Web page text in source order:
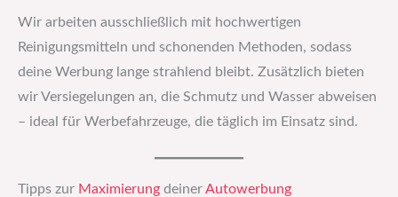
Wir arbeiten ausschließlich mit hochwertigen
Reinigungsmitteln und schonenden Methoden, sodass
deine Werbung lange strahlend bleibt. Zusätzlich bieten
wir Versiegelungen an, die Schmutz und Wasser abweisen
– ideal für Werbefahrzeuge, die täglich im Einsatz sind.
Tipps zur Maximierung deiner Autowerbung